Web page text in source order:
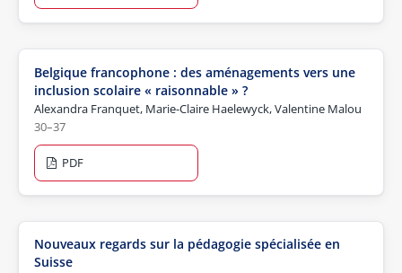
Belgique francophone : des aménagements vers une
inclusion scolaire « raisonnable » ?
Alexandra Franquet, Marie-Claire Haelewyck, Valentine Malou
30–37
PDF
Nouveaux regards sur la pédagogie spécialisée en
Suisse